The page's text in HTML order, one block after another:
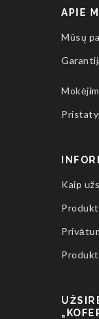
APIE
Mūsų
Kaip